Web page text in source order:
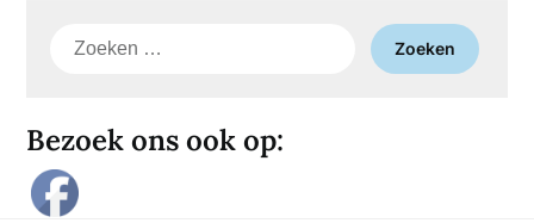
Zoeken
Bezoek ons ook op: